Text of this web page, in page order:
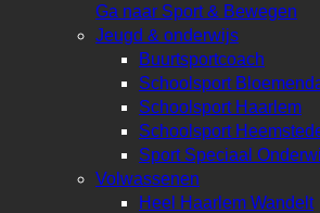
Ga naar Sport & Bewegen
Jeugd & onderwijs
Buurtsportcoach
Schoolsport
Schoolsport Haarlem
Schoolsport
Sport Speciaal
Volwassenen
Heel Haarlem Wandelt